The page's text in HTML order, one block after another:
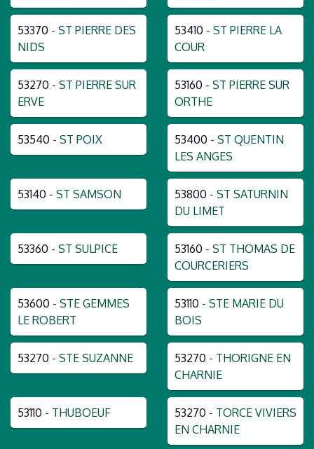
53370 - ST PIERRE DES
NIDS
53410 - ST PIERRE LA
COUR
53270 - ST PIERRE SUR
ERVE
53160 - ST PIERRE SUR
ORTHE
53540 - ST POIX 53400 - ST QUENTIN
LES ANGES
53140 - ST SAMSON 53800 - ST SATURNIN
DU LIMET
53360 - ST SULPICE 53160 - ST THOMAS DE
COURCERIERS
53600 - STE GEMMES
LE ROBERT
53110 - STE MARIE DU
BOIS
53270 - STE SUZANNE 53270 - THORIGNE EN
CHARNIE
53110 - THUBOEUF 53270 - TORCE VIVIERS
EN CHARNIE